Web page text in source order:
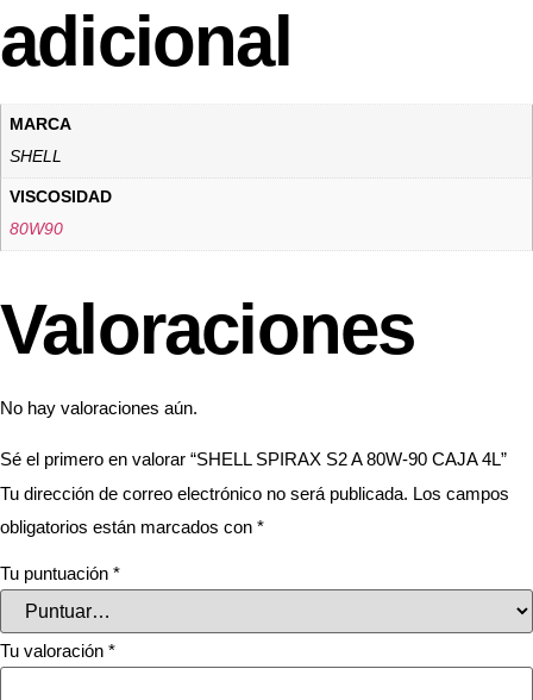
adicional
MARCA
SHELL
VISCOSIDAD
80W90
Valoraciones
No hay valoraciones aún.
Sé el primero en valorar “SHELL SPIRAX S2 A 80W-90 CAJA 4L”
Tu dirección de correo electrónico no será publicada. Los campos
obligatorios están marcados con *
Tu puntuación *
Tu valoración *